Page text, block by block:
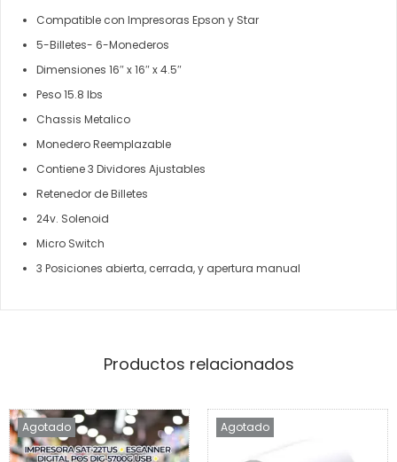
Compatible con Impresoras Epson y Star
5-Billetes- 6-Monederos
Dimensiones 16″ x 16″ x 4.5″
Peso 15.8 lbs
Chassis Metalico
Monedero Reemplazable
Contiene 3 Dividores Ajustables
Retenedor de Billetes
24v. Solenoid
Micro Switch
3 Posiciones abierta, cerrada, y apertura manual
Productos relacionados
Agotado Agotado